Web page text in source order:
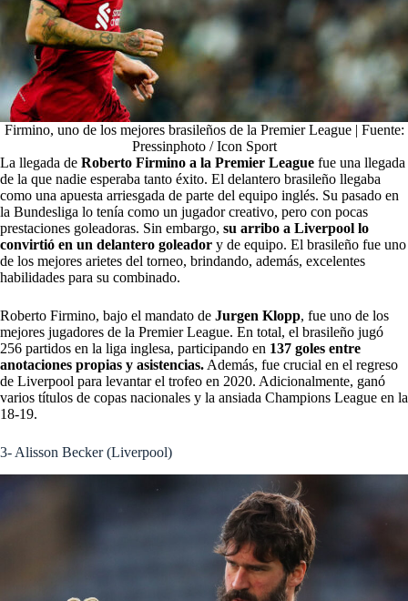
Firmino, uno de los mejores brasileños de la Premier League | Fuente:
Pressinphoto / Icon Sport
La llegada de Roberto Firmino a la Premier League fue una llegada
de la que nadie esperaba tanto éxito. El delantero brasileño llegaba
como una apuesta arriesgada de parte del equipo inglés. Su pasado en
la Bundesliga lo tenía como un jugador creativo, pero con pocas
prestaciones goleadoras. Sin embargo, su arribo a Liverpool lo
convirtió en un delantero goleador y de equipo. El brasileño fue uno
de los mejores arietes del torneo, brindando, además, excelentes
habilidades para su combinado.
Roberto Firmino, bajo el mandato de Jurgen Klopp, fue uno de los
mejores jugadores de la Premier League. En total, el brasileño jugó
256 partidos en la liga inglesa, participando en 137 goles entre
anotaciones propias y asistencias. Además, fue crucial en el regreso
de Liverpool para levantar el trofeo en 2020. Adicionalmente, ganó
varios títulos de copas nacionales y la ansiada Champions League en la
18-19.
3- Alisson Becker (Liverpool)